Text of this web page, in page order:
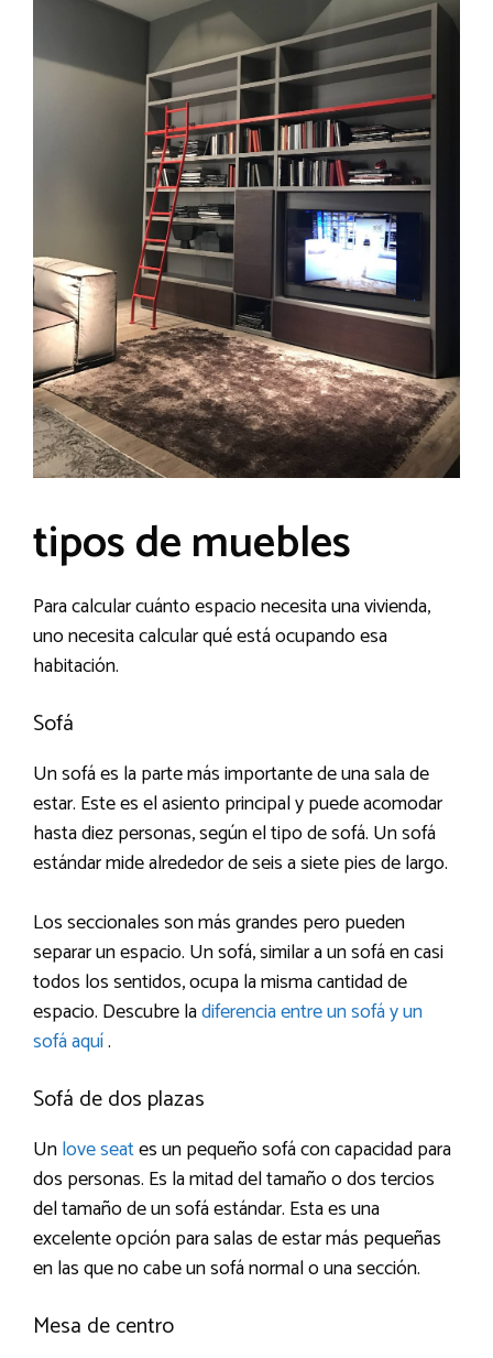
tipos de muebles
Para calcular cuánto espacio necesita una vivienda,
uno necesita calcular qué está ocupando esa
habitación.
Sofá
Un sofá es la parte más importante de una sala de
estar. Este es el asiento principal y puede acomodar
hasta diez personas, según el tipo de sofá. Un sofá
estándar mide alrededor de seis a siete pies de largo.
Los seccionales son más grandes pero pueden
separar un espacio. Un sofá, similar a un sofá en casi
todos los sentidos, ocupa la misma cantidad de
espacio. Descubre ladiferencia entre un sofá y un
sofá aquí.
Sofá de dos plazas
Unlove seates un pequeño sofá con capacidad para
dos personas. Es la mitad del tamaño o dos tercios
del tamaño de un sofá estándar. Esta es una
excelente opción para salas de estar más pequeñas
en las que no cabe un sofá normal o una sección.
Mesa de centro